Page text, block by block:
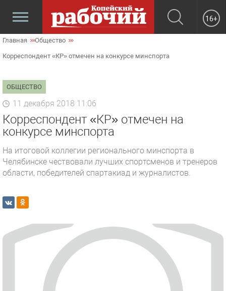
16+
Главная Общество
Корреспондент «КР» отмечен на конкурсе минспорта
ОБЩЕСТВО
11 декабря 2018 11:06
Корреспондент «КР» отмечен на
конкурсе минспорта
На итоговой коллегии регионального минспорта в
Челябинске чествовали лучших спортсменов и тренеров
области, победителей спартакиад и журналистов.